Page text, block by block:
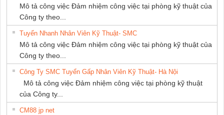
Mô tả công việc Đảm nhiệm công việc tại phòng kỹ thuật của
Công ty theo...
Tuyển Nhanh Nhân Viên Kỹ Thuật- SMC
Mô tả công việc Đảm nhiệm công việc tại phòng kỹ thuật của
Công ty theo...
Công Ty SMC Tuyển Gấp Nhân Viên Kỹ Thuật- Hà Nội
Mô tả công việc Đảm nhiệm công việc tại phòng kỹ thuật
của Công ty...
CM88 jp net